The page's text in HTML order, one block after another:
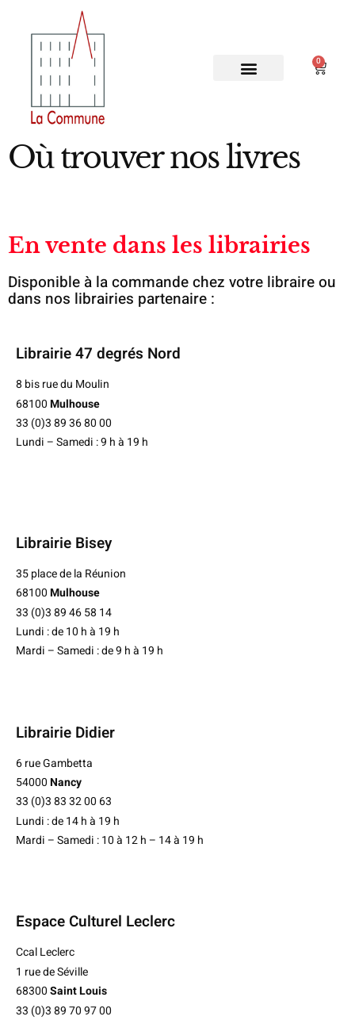
0
Où trouver nos livres
En vente dans les librairies
Disponible à la commande chez votre libraire ou
dans nos librairies partenaire :
Librairie 47 degrés Nord
8 bis rue du Moulin
68100Mulhouse
33 (0)3 89 36 80 00
Lundi – Samedi : 9 h à 19 h
Librairie Bisey
35 place de la Réunion
68100Mulhouse
33 (0)3 89 46 58 14
Lundi : de 10 h à 19 h
Mardi – Samedi : de 9 h à 19 h
Librairie Didier
6 rue Gambetta
54000Nancy
33 (0)3 83 32 00 63
Lundi : de 14 h à 19 h
Mardi – Samedi : 10 à 12 h – 14 à 19 h
Espace Culturel Leclerc
Ccal Leclerc
1 rue de Séville
68300Saint Louis
33 (0)3 89 70 97 00